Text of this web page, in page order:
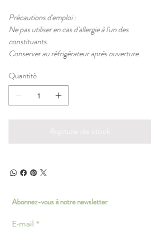
Précautions d'emploi :
Ne pas utiliser en cas d'allergie à l'un des
constituants.
Conserver au réfrigérateur après ouverture.
Quantité
Rupture de stock
Abonnez-vous à notre newsletter
E-mail